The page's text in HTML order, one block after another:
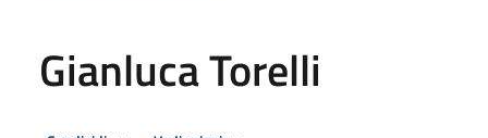
Gianluca Torelli